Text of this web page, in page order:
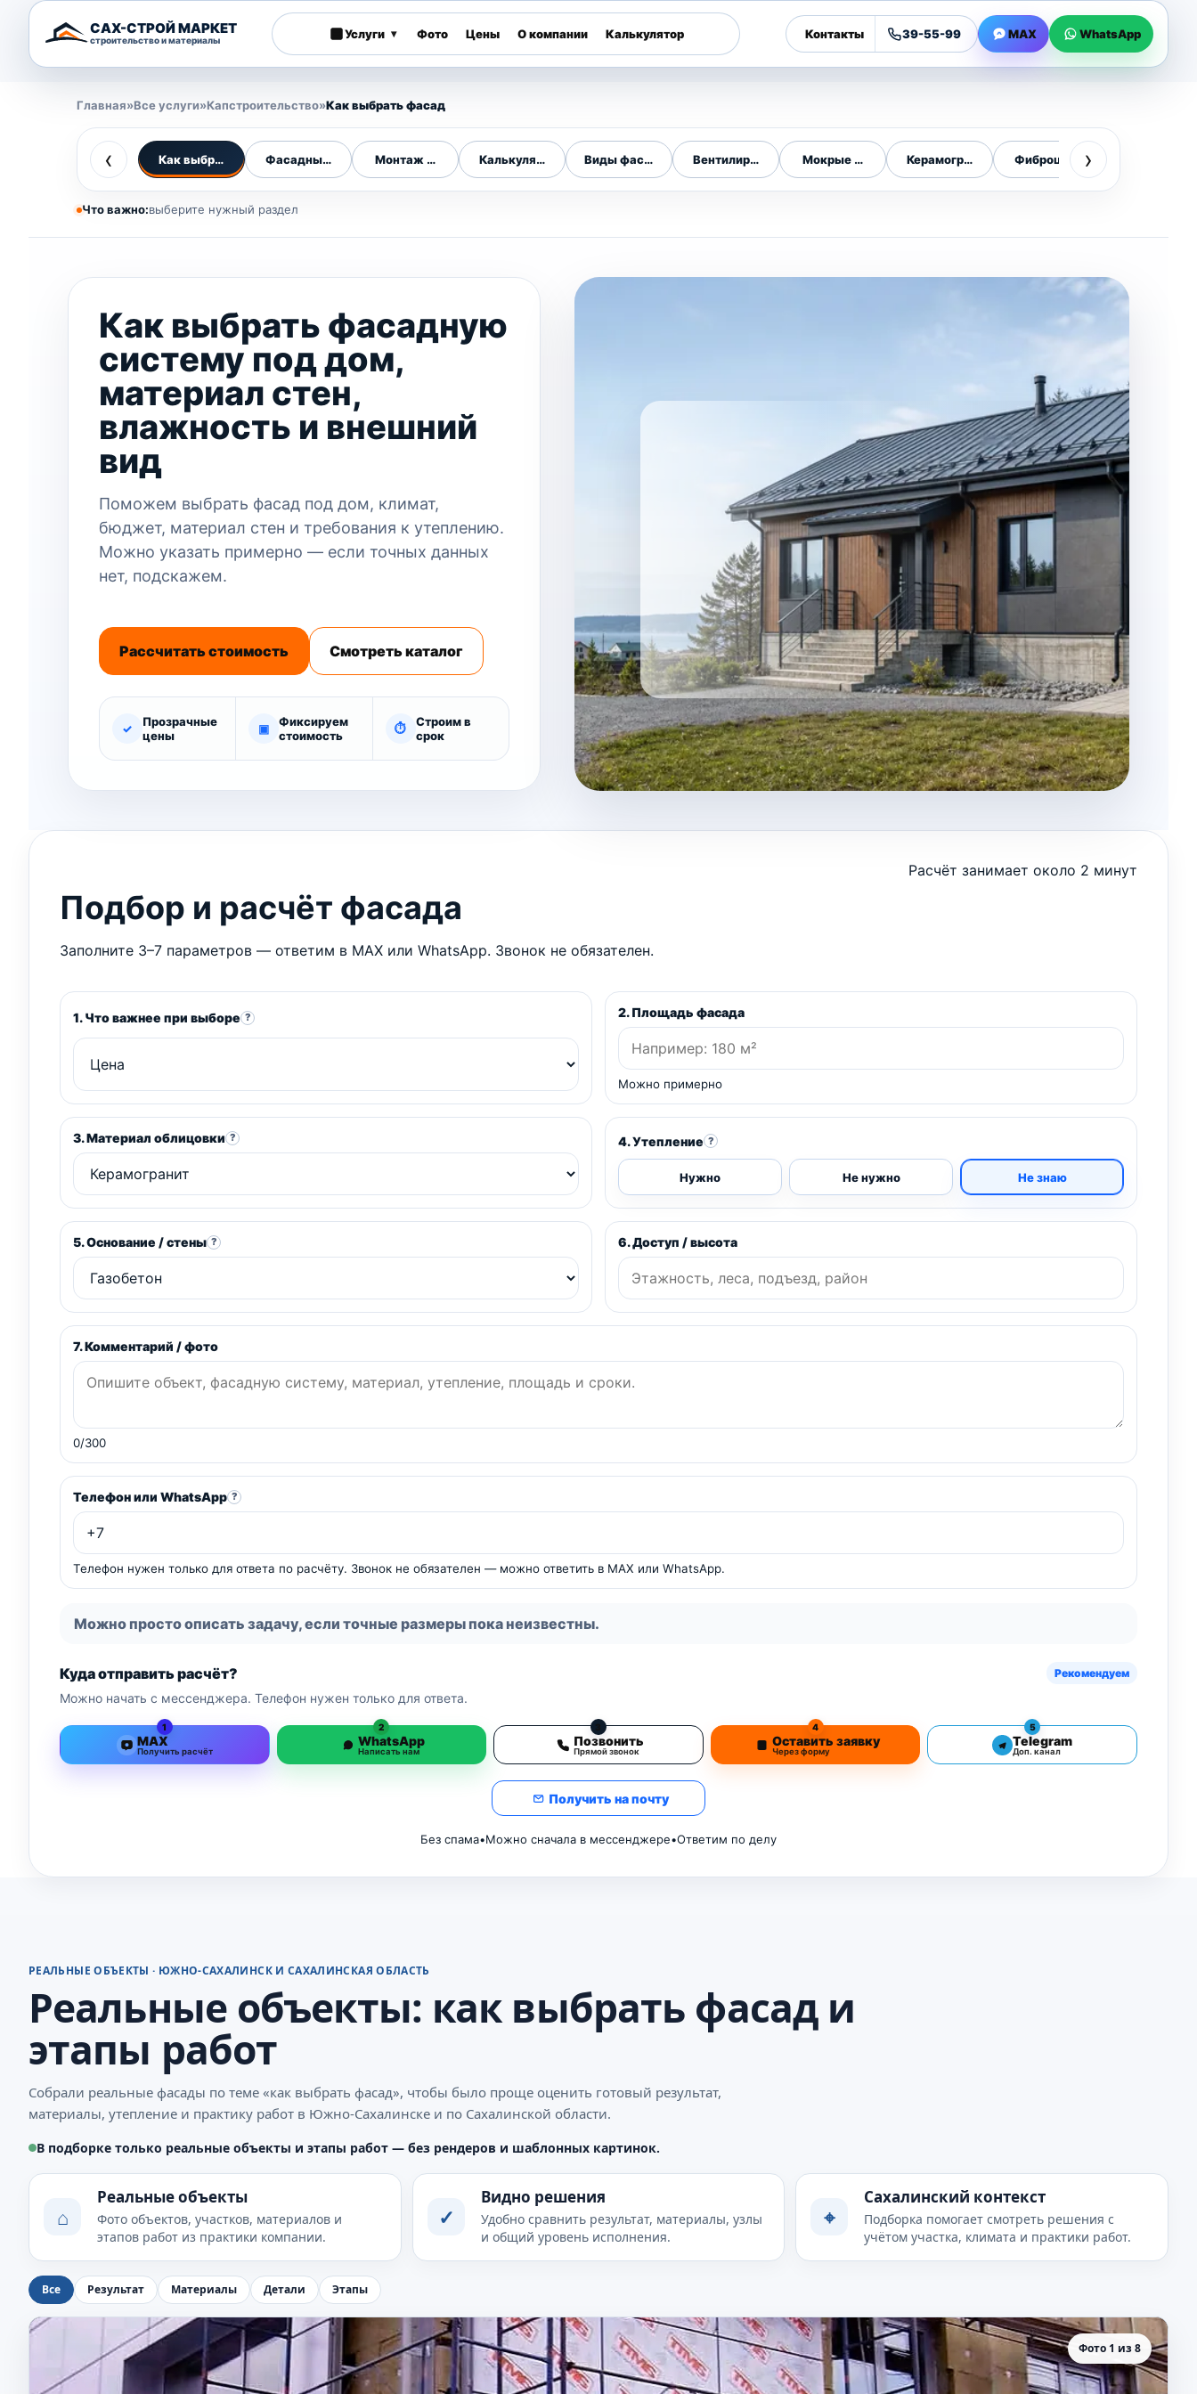
САХ-СТРОЙ МАРКЕТ
строительство и материалы Услуги ▾ Фото Цены О компании Калькулятор Контакты 39-55-99 MAX WhatsApp
Главная»Все услуги»Капстроительство»Как выбрать фасад
‹ Как выбрать фасадФасадные работыМонтаж фасадовКалькулятор фасадаВиды фасадов Вентилируемые фасадыМокрые фасады Керамогранит Фиброцемент
›
Что важно:выберите нужный раздел
Как выбрать фасадную
систему под дом,
материал стен,
влажность и внешний
вид
Поможем выбрать фасад под дом, климат,
бюджет, материал стен и требования к утеплению.
Можно указать примерно — если точных данных
нет, подскажем.
Рассчитать стоимость Смотреть каталог
✓
Прозрачные
цены
▣
Фиксируем
стоимость
⏱
Строим в
срок
Подбор и расчёт фасада
Заполните 3–7 параметров — ответим в MAX или WhatsApp. Звонок не обязателен.
Расчёт занимает около 2 минут
1. Что важнее при выборе ? 2. Площадь фасада
Можно примерно
3. Материал облицовки ? 4. Утепление ?
Нужно Не нужно Не знаю
5. Основание / стены ? 6. Доступ / высота
7. Комментарий / фото
0/300
Телефон или WhatsApp ?
Телефон нужен только для ответа по расчёту. Звонок не обязателен — можно ответить в MAX или WhatsApp.
Можно просто описать задачу, если точные размеры пока неизвестны.
Куда отправить расчёт? Рекомендуем
Можно начать с мессенджера. Телефон нужен только для ответа.
1
MAX
Получить расчёт
2
WhatsApp
Написать нам
3
Позвонить
Прямой звонок
4
Оставить заявку
Через форму
5
Telegram
Доп. канал
Получить на почту
Без спама•Можно сначала в мессенджере•Ответим по делу
РЕАЛЬНЫЕ ОБЪЕКТЫ · ЮЖНО-САХАЛИНСК И САХАЛИНСКАЯ ОБЛАСТЬ
Реальные объекты: как выбрать фасад и
этапы работ
Собрали реальные фасады по теме «как выбрать фасад», чтобы было проще оценить готовый результат,
материалы, утепление и практику работ в Южно-Сахалинске и по Сахалинской области.
В подборке только реальные объекты и этапы работ — без рендеров и шаблонных картинок.
⌂
Реальные объекты
Фото объектов, участков, материалов и
этапов работ из практики компании.
✓
Видно решения
Удобно сравнить результат, материалы, узлы
и общий уровень исполнения.
⌖
Сахалинский контекст
Подборка помогает смотреть решения с
учётом участка, климата и практики работ.
Все Результат Материалы Детали Этапы
Фото 1 из 8